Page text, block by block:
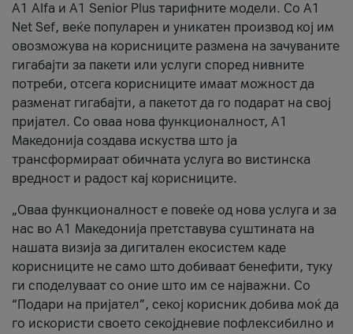
А1 Alfa и A1 Senior Plus тарифните модели. Со A1
Net Sef, веќе популарен и уникатен производ кој им
овозможува на корисниците размена на зачуваните
гигабајти за пакети или услуги според нивните
потреби, отсега корисниците имаат можност да
разменат гигабајти, а пакетот да го подарат на свој
пријател. Со оваа нова функционалност, А1
Македонија создава искуства што ја
трансформираат обичната услуга во вистинска
вредност и радост кај корисниците.
„Оваа функционалност е повеќе од нова услуга и за
нас во А1 Македонија претставува суштината на
нашата визија за дигитален екосистем каде
корисниците не само што добиваат бенефити, туку
ги споделуваат со оние што им се најважни. Со
“Подари на пријател”, секој корисник добива моќ да
го искористи своето секојдневие пофлексибилно и